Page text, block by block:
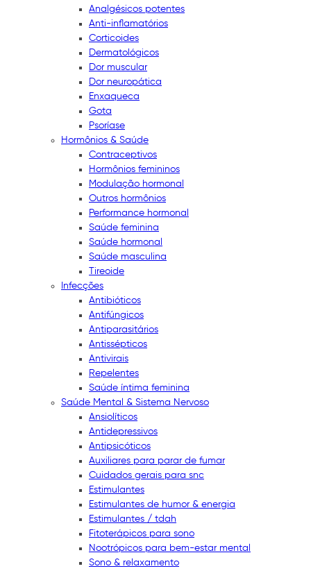
Analgésicos potentes
Anti-inflamatórios
Corticoides
Dermatológicos
Dor muscular
Dor neuropática
Enxaqueca
Gota
Psoríase
Hormônios & Saúde
Contraceptivos
Hormônios femininos
Modulação hormonal
Outros hormônios
Performance hormonal
Saúde feminina
Saúde hormonal
Saúde masculina
Tireoide
Infecções
Antibióticos
Antifúngicos
Antiparasitários
Antissépticos
Antivirais
Repelentes
Saúde íntima feminina
Saúde Mental & Sistema Nervoso
Ansiolíticos
Antidepressivos
Antipsicóticos
Auxiliares para parar de fumar
Cuidados gerais para snc
Estimulantes
Estimulantes de humor & energia
Estimulantes / tdah
Fitoterápicos para sono
Nootrópicos para bem-estar mental
Sono & relaxamento